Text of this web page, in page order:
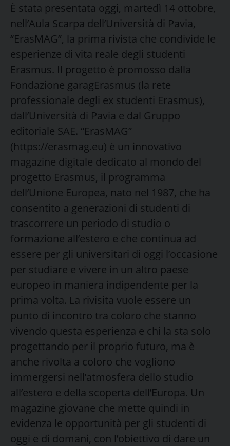
È stata presentata oggi, martedì 14 ottobre,
nell’Aula Scarpa dell’Università di Pavia,
“ErasMAG”, la prima rivista che condivide le
esperienze di vita reale degli studenti
Erasmus. Il progetto è promosso dalla
Fondazione garagErasmus (la rete
professionale degli ex studenti Erasmus),
dall’Università di Pavia e dal Gruppo
editoriale SAE. “ErasMAG”
(https://erasmag.eu) è un innovativo
magazine digitale dedicato al mondo del
progetto Erasmus, il programma
dell’Unione Europea, nato nel 1987, che ha
consentito a generazioni di studenti di
trascorrere un periodo di studio o
formazione all’estero e che continua ad
essere per gli universitari di oggi l’occasione
per studiare e vivere in un altro paese
europeo in maniera indipendente per la
prima volta. La rivisita vuole essere un
punto di incontro tra coloro che stanno
vivendo questa esperienza e chi la sta solo
progettando per il proprio futuro, ma è
anche rivolta a coloro che vogliono
immergersi nell’atmosfera dello studio
all’estero e della scoperta dell’Europa. Un
magazine giovane che mette quindi in
evidenza le opportunità per gli studenti di
oggi e di domani, con l’obiettivo di dare un